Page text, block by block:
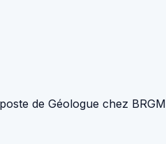
de Géologue chez BRGM